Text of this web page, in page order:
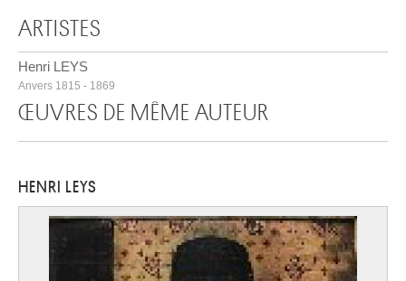
ARTISTES
Henri LEYS
Anvers 1815 - 1869
ŒUVRES DE MÊME AUTEUR
HENRI LEYS